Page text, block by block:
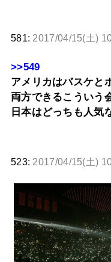
581: 2017/04/15(土)
>>549
アメリカはバスケと
両方できるこういう
日本はどっちも人気
523: 2017/04/15(土)